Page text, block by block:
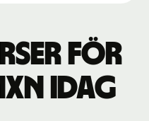
för
idag